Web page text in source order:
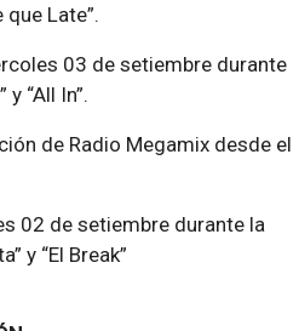
Late”.
03 de setiembre durante
“All In”.
de Radio Megamix desde el
02 de setiembre durante la
y “El Break”